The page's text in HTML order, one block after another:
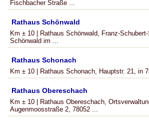
Fischbacher Straße ...
Rathaus Schönwald
Km ± 10 | Rathaus Schönwald, Franz-
Schönwald im ...
Rathaus Schonach
Km ± 10 | Rathaus Schonach, Hauptstr. 21, in
Rathaus Obereschach
Km ± 10 | Rathaus Obereschach,
Augenmoosstraße 2, 78052 ...